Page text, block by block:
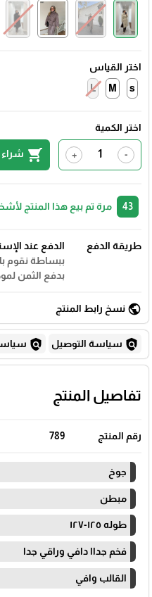
اختر القياس
M
L
اختر الكمية
-
+
shopping_cart شراء
مرة تم بيع هذا المنتج
طريقة الدفع
الدفع عند
ببساطة نقوم
بدفع الثمن
public نسخ رابط المنتج
policy سياسة التوصيل policy
تفاصيل المنتج
رقم المنتج 789
جوخ
مبطن
طوله ١٢٥-١٢٧
فخم جداا دافي وراقي جدا
القالب وافي